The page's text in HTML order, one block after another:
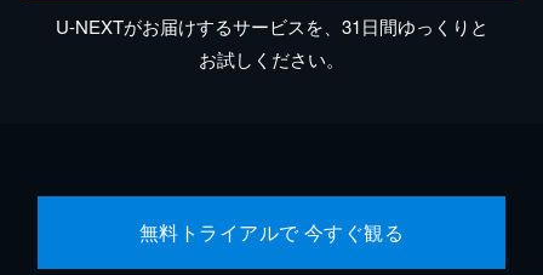
U-NEXTがお届けするサービスを、31日間ゆっくりと
お試しください。
無料トライアルで 今すぐ観る